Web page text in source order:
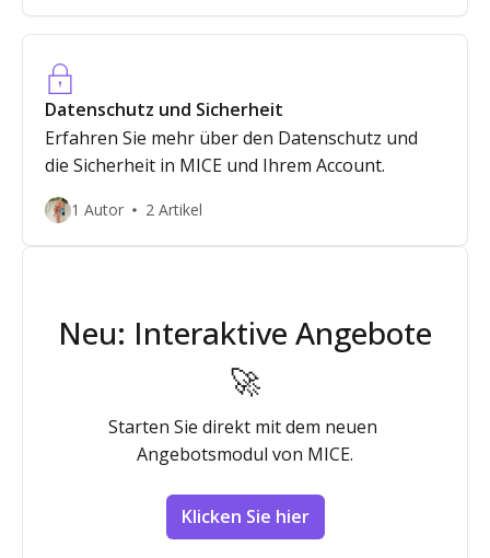
Datenschutz und Sicherheit
Erfahren Sie mehr über den Datenschutz und
die Sicherheit in MICE und Ihrem Account.
1 Autor 2 Artikel
Neu: Interaktive Angebote
🚀
Starten Sie direkt mit dem neuen
Angebotsmodul von MICE.
Klicken Sie hier